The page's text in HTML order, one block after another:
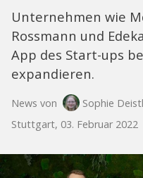
Unternehmen wie
Rossmann und
App des Start-ups
expandieren.
News von
Sophie
Stuttgart, 03. Februar 2022